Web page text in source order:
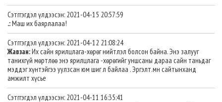
Сэтггэгдэл үлдээсэн: 2021-04-15 20:57:59
.:Маш их баярлалаа!
Сэтггэгдэл үлдээсэн: 2021-04-12 21:08:24
Жавзан:Их сайн ярилцлага-хөрөг нийтлэл болсон байна. Энэ залууг
танихгүй мөртлөө энэ ярилцлага -хөрөгийг уншсаны дараа сайн таньдаг
мэддэг хүнтэйгээ уулзсан юм шиг л байлаа . Эргэлт.мн сайтынханд
амжилт хүсье
Сэтггэгдэл үлдээсэн: 2021-04-11 16:35:41